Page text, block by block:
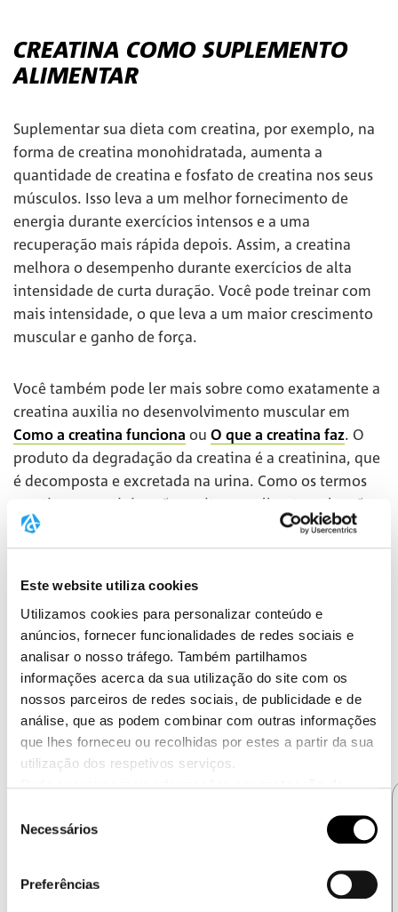
Este website utiliza cookies
Utilizamos cookies para personalizar conteúdo e
anúncios, fornecer funcionalidades de redes sociais e
analisar o nosso tráfego. Também partilhamos
informações acerca da sua utilização do site com os
nossos parceiros de redes sociais, de publicidade e de
análise, que as podem combinar com outras informações
que lhes forneceu ou recolhidas por estes a partir da sua
utilização dos respetivos serviços.
Pode encontrar mais informações emprotecção de
Cliqueaquipara ir para a impressão.
Necessários
Preferências
CREATINA COMO SUPLEMENTO
ALIMENTAR
Suplementar sua dieta com creatina, por exemplo, na
forma de creatina monohidratada, aumenta a
quantidade de creatina e fosfato de creatina nos seus
músculos. Isso leva a um melhor fornecimento de
energia durante exercícios intensos e a uma
recuperação mais rápida depois. Assim, a creatina
melhora o desempenho durante exercícios de alta
intensidade de curta duração. Você pode treinar com
mais intensidade, o que leva a um maior crescimento
muscular e ganho de força.
Você também pode ler mais sobre como exatamente a
creatina auxilia no desenvolvimento muscular em
Como a creatina funciona ou O que a creatina faz. O
produto da degradação da creatina é a creatinina, que
é decomposta e excretada na urina. Como os termos
creatina e creatinina são muito semelhantes, eles são
frequentemente confundidos. Embora o nível de
creatina no sangue geralmente não tenha significado
parâmetro de rotina para avaliar a função renal.